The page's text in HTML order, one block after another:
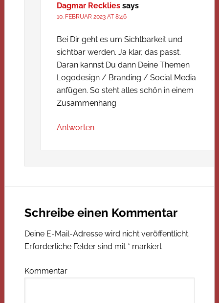
Dagmar Recklies says
10. FEBRUAR 2023 AT 8:46
Bei Dir geht es um Sichtbarkeit und
sichtbar werden. Ja klar, das passt.
Daran kannst Du dann Deine Themen
Logodesign / Branding / Social Media
anfügen. So steht alles schön in einem
Zusammenhang
Antworten
Schreibe einen Kommentar
Deine E-Mail-Adresse wird nicht veröffentlicht.
Erforderliche Felder sind mit * markiert
Kommentar